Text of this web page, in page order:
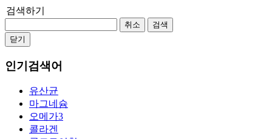
검색하기
취소
검색
닫기
인기검색어
유산균
마그네슘
오메가3
콜라겐